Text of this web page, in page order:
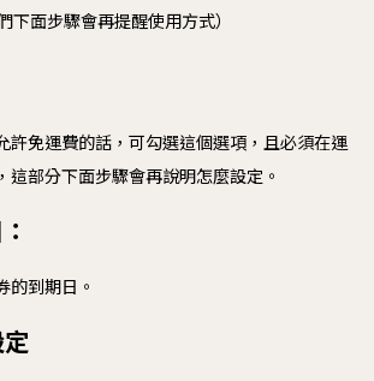
下面步驟會再提醒使用方式）
許免運費的話，可勾選這個選項，且必須在運
這部分下面步驟會再說明怎麼設定。
的到期日。